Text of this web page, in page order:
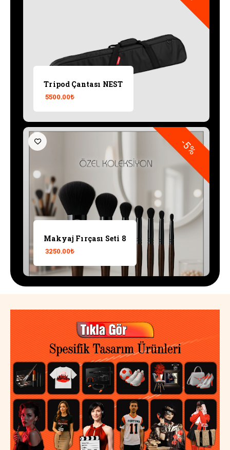
Tripod Çantası NEST
5500.00₺
-5%
Makyaj Fırçası Seti 8
3250.00₺